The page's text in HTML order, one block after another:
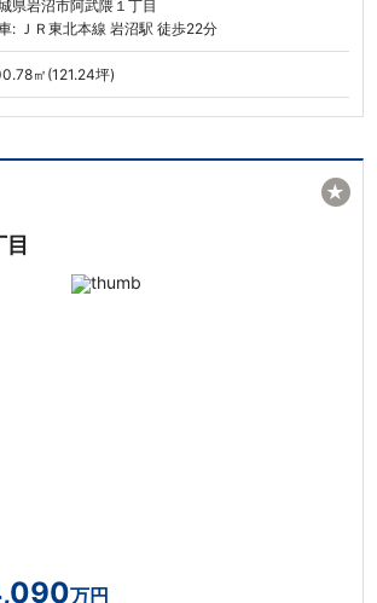
県岩沼市阿武隈１丁目
: ＪＲ東北本線 岩沼駅 徒歩22分
㎡(121.24坪)
万円
★